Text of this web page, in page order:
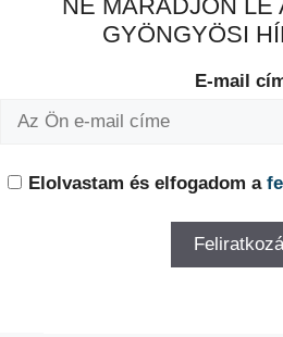
NE MARADJON LE
GYÖNGYÖSI
E-mail
Elolvastam és elfogadom a